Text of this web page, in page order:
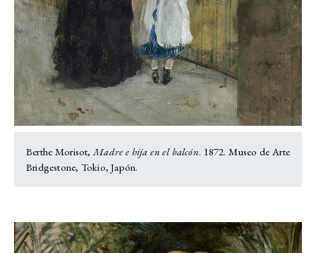
Berthe Morisot,Madre e hija en el balcón. 1872. Museo de Arte
Bridgestone, Tokio, Japón.